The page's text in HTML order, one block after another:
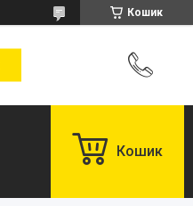
Кошик
Кошик